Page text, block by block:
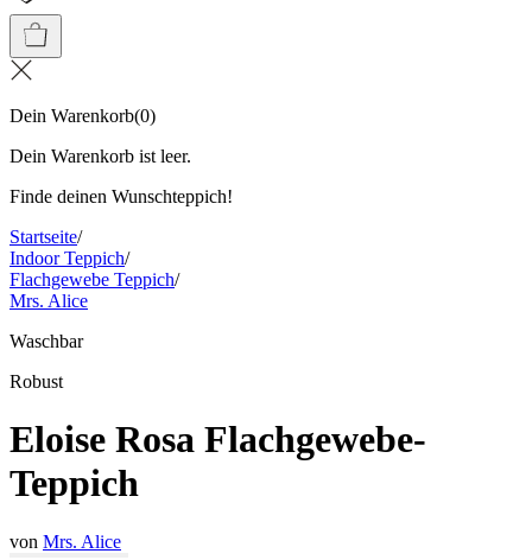
Dein Warenkorb(0)
Dein Warenkorb ist leer.
Finde deinen Wunschteppich!
Startseite/
Indoor Teppich/
Flachgewebe Teppich/
Mrs. Alice
Waschbar
Robust
Eloise Rosa Flachgewebe-
Teppich
von Mrs. Alice